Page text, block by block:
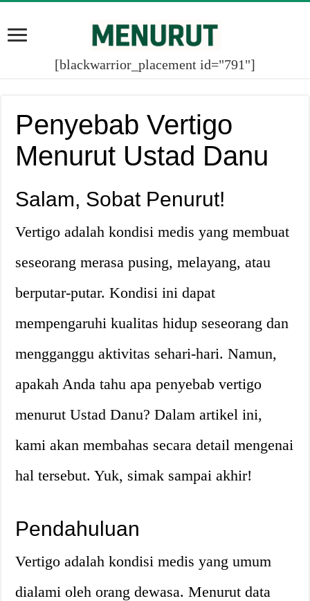
[blackwarrior_placement id="791"]
Penyebab Vertigo
Menurut Ustad Danu
Salam, Sobat Penurut!
Vertigo adalah kondisi medis yang membuat
seseorang merasa pusing, melayang, atau
berputar-putar. Kondisi ini dapat
mempengaruhi kualitas hidup seseorang dan
mengganggu aktivitas sehari-hari. Namun,
apakah Anda tahu apa penyebab vertigo
menurut Ustad Danu? Dalam artikel ini,
kami akan membahas secara detail mengenai
hal tersebut. Yuk, simak sampai akhir!
Pendahuluan
Vertigo adalah kondisi medis yang umum
dialami oleh orang dewasa. Menurut data